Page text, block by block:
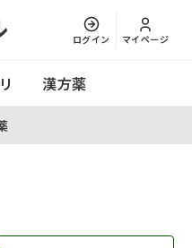
ログイン マイページ
漢方薬